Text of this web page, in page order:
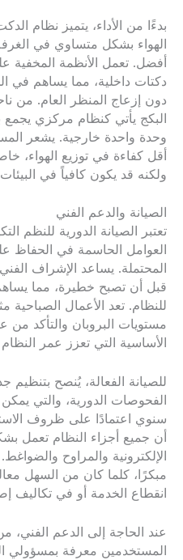
بدءًا من الأداء، يتميز نظام
الهواء بشكل متساوي في
أفضل. تعمل الأنظمة المخفية
دكتات داخلية، مما يساهم في
دون إزعاج المنظر العام. من
البكج يأتي كنظام مركزي
وحدة واحدة خارجية. يشعر
أقل كفاءة في توزيع الهواء،
ولكنه قد يكون كافياً في
الصيانة والدعم الفني
تعتبر الصيانة الدورية للنظم
العوامل الحاسمة في الحفاظ
المحتملة. يساعد الإشراف
قبل أن تصبح خطيرة، مما
للنظام. تعد الأعمال
مستويات البروبان والتأكد
الأساسية التي تعزز عمر
للصيانة الفعالة، يُنصح
الفحوصات الدورية، والتي
سنوي اعتمادًا على ظروف
أن جميع أجزاء النظام تعمل
الإلكترونية والمراوح
مبكرًا، كلما كان من السهل
انقطاع الخدمة أو في تكاليف
عند الحاجة إلى الدعم الفني،
المستخدمين معرفة بمسؤولي